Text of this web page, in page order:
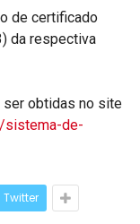
de certificado
da respectiva
ser obtidas no site
de-
Twitter